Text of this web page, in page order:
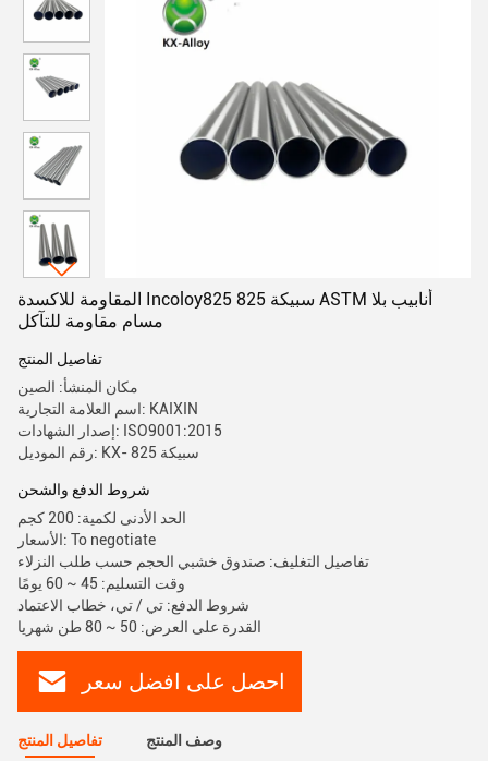
المقاومة للاكسدة Incoloy825 سبيكة 825 ASTM أنابيب بلا
مسام مقاومة للتآكل
تفاصيل المنتج
مكان المنشأ: الصين
اسم العلامة التجارية: KAIXIN
إصدار الشهادات: ISO9001:2015
رقم الموديل: KX- سبيكة 825
شروط الدفع والشحن
الحد الأدنى لكمية: 200 كجم
الأسعار: To negotiate
تفاصيل التغليف: صندوق خشبي الحجم حسب طلب النزلاء
وقت التسليم: 45 ~ 60 يومًا
شروط الدفع: تي / تي، خطاب الاعتماد
القدرة على العرض: 50 ~ 80 طن شهريا
احصل على افضل سعر
تفاصيل المنتج وصف المنتج